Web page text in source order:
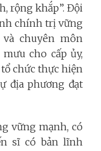
rộng khắp”. Đội
chính trị vững
chuyên môn
cho cấp ủy,
chức thực hiện
địa phương đạt
vững mạnh, có
sĩ có bản lĩnh